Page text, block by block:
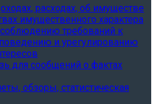
расходах, об имуществе
имущественного характера
требований к
и урегулированию
для сообщений о фактах
обзоры, статистическая